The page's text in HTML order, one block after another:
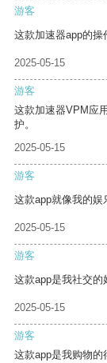
游客
这款加速器app的操
2025-05-15
游客
这款加速器VPM应
护。
2025-05-15
游客
这款app就像我的娱
2025-05-15
游客
这款app是我社交的
2025-05-15
游客
这款app是我购物